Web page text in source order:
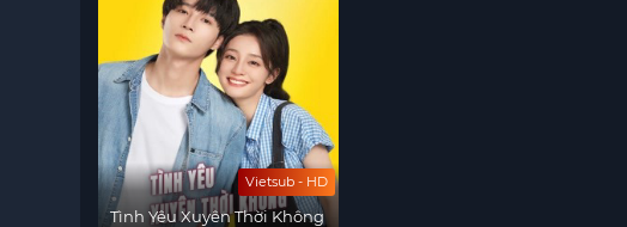
Vietsub - HD
Tình Yêu Xuyên Thời Không